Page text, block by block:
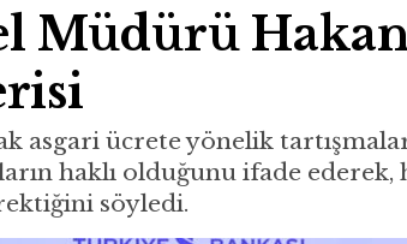
Müdürü
asgari ücrete yönelik
haklı olduğunu ifade ederek,
söyledi.